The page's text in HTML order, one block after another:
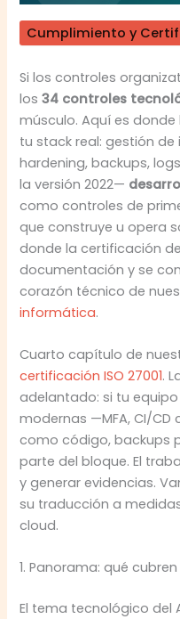
Cumplimiento y
Si los controles
los34 controles
músculo. Aquí es donde
tu stack real: gestión
hardening, backups,
la versión 2022—
como controles de
que construye u opera
donde la certificación
documentación y se
corazón técnico de
informática.
Cuarto capítulo de
certificación ISO 27001.
adelantado: si tu
modernas —MFA, CI/CD
como código, backups
parte del bloque. El
y generar evidencias.
su traducción a
cloud.
1. Panorama: qué
El tema tecnológico del